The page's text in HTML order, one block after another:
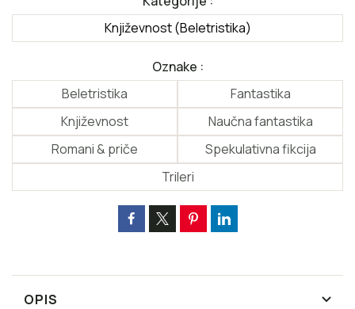
Književnost (Beletristika)
Oznake :
Beletristika
Fantastika
Književnost
Naučna fantastika
Romani & priče
Spekulativna fikcija
Trileri
OPIS